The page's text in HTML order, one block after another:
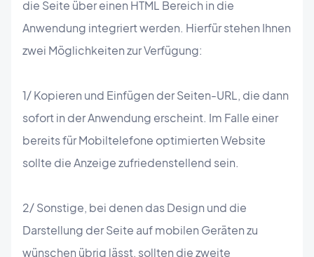
die Seite über einen HTML Bereich in die
Anwendung integriert werden. Hierfür stehen Ihnen
zwei Möglichkeiten zur Verfügung:
1/ Kopieren und Einfügen der Seiten-URL, die dann
sofort in der Anwendung erscheint. Im Falle einer
bereits für Mobiltelefone optimierten Website
sollte die Anzeige zufriedenstellend sein.
2/ Sonstige, bei denen das Design und die
Darstellung der Seite auf mobilen Geräten zu
wünschen übrig lässt, sollten die zweite